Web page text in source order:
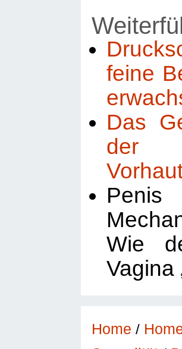
feine
Das
der
Penis
Wie
Vagina
Home /